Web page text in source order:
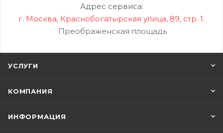
Адрес сервиса:
г. Москва, Краснобогатырская улица, 89, стр. 1.
Преображенская площадь
УСЛУГИ
КОМПАНИЯ
ИНФОРМАЦИЯ